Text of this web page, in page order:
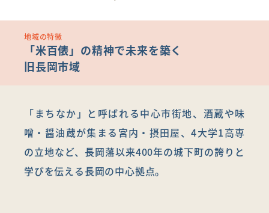
地域の特徴
「米百俵」の精神で未来を築く
旧長岡市域
「まちなか」と呼ばれる中心市街地、酒蔵や味
噌・醤油蔵が集まる宮内・摂田屋、4大学1高専
の立地など、長岡藩以来400年の城下町の誇りと
学びを伝える長岡の中心拠点。